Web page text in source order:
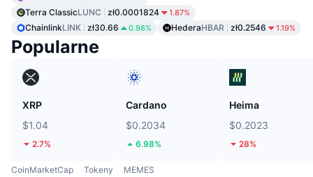
Terra ClassicLUNC zł0.0001824 1.87%
ChainlinkLINK zł30.66 0.98% HederaHBAR zł0.2546 1.19%
Popularne
XRP
$1.04
2.7%
Cardano
$0.2034
6.98%
Heima
$0.2023
28%
CoinMarketCap Tokeny MEMES